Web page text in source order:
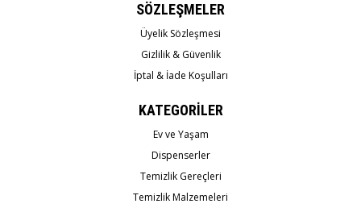
SÖZLEŞMELER
Üyelik Sözleşmesi
Gizlilik & Güvenlik
İptal & İade Koşulları
KATEGORİLER
Ev ve Yaşam
Dispenserler
Temizlik Gereçleri
Temizlik Malzemeleri